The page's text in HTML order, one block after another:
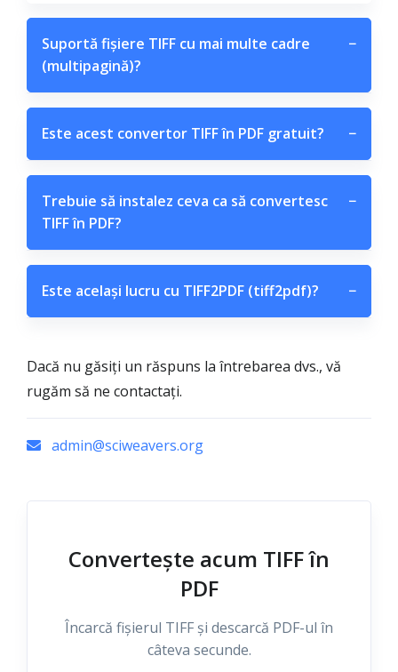
Suportă fișiere TIFF cu mai multe cadre
(multipagină)?
−
Este acest convertor TIFF în PDF gratuit? −
Trebuie să instalez ceva ca să convertesc
TIFF în PDF?
−
Este același lucru cu TIFF2PDF (tiff2pdf)? −
Dacă nu găsiți un răspuns la întrebarea dvs., vă
rugăm să ne contactați.
admin@sciweavers.org
Convertește acum TIFF în
PDF
Încarcă fișierul TIFF și descarcă PDF-ul în
câteva secunde.